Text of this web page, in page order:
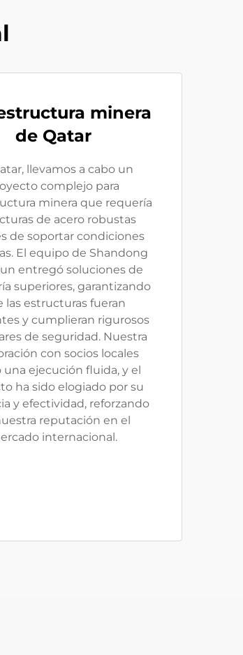
minera
de Qatar
llevamos a cabo un
complejo para
minera que requería
de acero robustas
de soportar condiciones
El equipo de Shandong
entregó soluciones de
superiores, garantizando
las estructuras fueran
y cumplieran rigurosos
de seguridad. Nuestra
con socios locales
una ejecución fluida, y el
ha sido elogiado por su
y efectividad, reforzando
reputación en el
internacional.